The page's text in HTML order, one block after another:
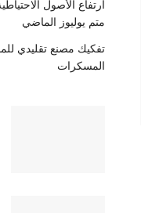
متم يوليوز الماضي
المسكرات